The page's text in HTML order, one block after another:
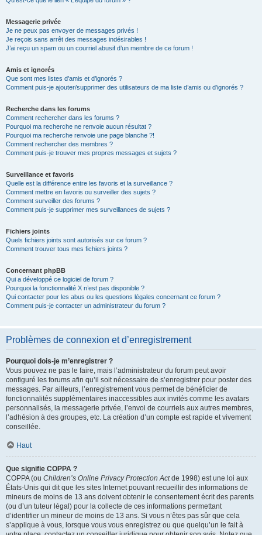
Messagerie privée
Je ne peux pas envoyer de messages privés !
Je reçois sans arrêt des messages indésirables !
J’ai reçu un spam ou un courriel abusif d’un membre de ce forum !
Amis et ignorés
Que sont mes listes d’amis et d’ignorés ?
Comment puis-je ajouter/supprimer des utilisateurs de ma liste d’amis ou d’ignorés ?
Recherche dans les forums
Comment rechercher dans les forums ?
Pourquoi ma recherche ne renvoie aucun résultat ?
Pourquoi ma recherche renvoie une page blanche ?!
Comment rechercher des membres ?
Comment puis-je trouver mes propres messages et sujets ?
Surveillance et favoris
Quelle est la différence entre les favoris et la surveillance ?
Comment mettre en favoris ou surveiller des sujets ?
Comment surveiller des forums ?
Comment puis-je supprimer mes surveillances de sujets ?
Fichiers joints
Quels fichiers joints sont autorisés sur ce forum ?
Comment trouver tous mes fichiers joints ?
Concernant phpBB
Qui a développé ce logiciel de forum ?
Pourquoi la fonctionnalité X n’est pas disponible ?
Qui contacter pour les abus ou les questions légales concernant ce forum ?
Comment puis-je contacter un administrateur du forum ?
Problèmes de connexion et d’enregistrement
Pourquoi dois-je m’enregistrer ?
Vous pouvez ne pas le faire, mais l’administrateur du forum peut avoir
configuré les forums afin qu’il soit nécessaire de s’enregistrer pour poster des
messages. Par ailleurs, l’enregistrement vous permet de bénéficier de
fonctionnalités supplémentaires inaccessibles aux invités comme les avatars
personnalisés, la messagerie privée, l’envoi de courriels aux autres membres,
l’adhésion à des groupes, etc. La création d’un compte est rapide et vivement
conseillée.
Haut
Que signifie COPPA ?
COPPA (ou Children’s Online Privacy Protection Actde 1998) est une loi aux
États-Unis qui dit que les sites Internet pouvant recueillir des informations de
mineurs de moins de 13 ans doivent obtenir le consentement écrit des parents
(ou d’un tuteur légal) pour la collecte de ces informations permettant
d’identifier un mineur de moins de 13 ans. Si vous n’êtes pas sûr que cela
s’applique à vous, lorsque vous vous enregistrez ou que quelqu’un le fait à